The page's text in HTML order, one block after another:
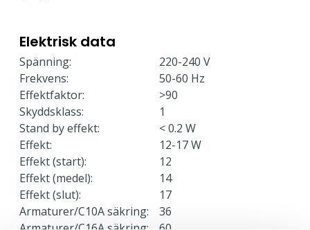
Elektrisk data
Spänning:
220-240 V
Frekvens:
50-60 Hz
Effektfaktor:
>90
Skyddsklass:
1
Stand by effekt:
< 0.2 W
Effekt:
12-17 W
Effekt (start):
12
Effekt (medel):
14
Effekt (slut):
17
Armaturer/C10A säkring:
36